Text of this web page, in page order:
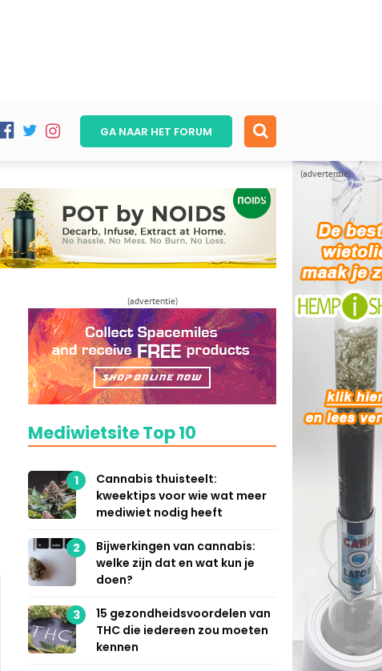
(advertentie)
GA NAAR HET FORUM
(advertentie)
Mediwietsite Top 10
1
Cannabis thuisteelt:
kweektips voor wie wat meer
mediwiet nodig heeft
2
Bijwerkingen van cannabis:
welke zijn dat en wat kun je
doen?
3
15 gezondheidsvoordelen van
THC die iedereen zou moeten
kennen